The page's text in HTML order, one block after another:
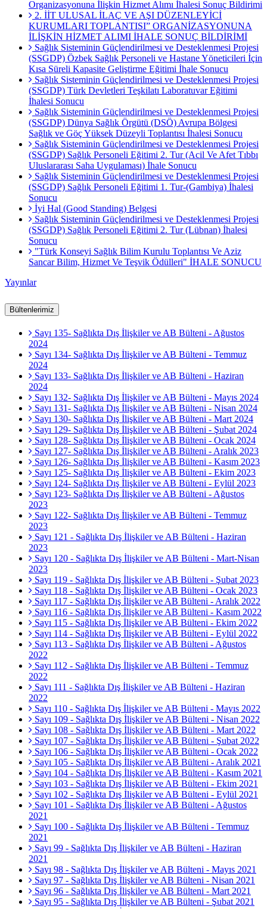
Organizasyonuna İlişkin Hizmet Alımı İhalesi Sonuç Bildirimi
2. İİT ULUSAL İLAÇ VE AŞI DÜZENLEYİCİ
KURUMLARI TOPLANTISI” ORGANİZASYONUNA
İLİŞKİN HİZMET ALIMI İHALE SONUÇ BİLDİRİMİ
Sağlık Sisteminin Güçlendirilmesi ve Desteklenmesi Projesi
(SSGDP) Özbek Sağlık Personeli ve Hastane Yöneticileri İçin
Kısa Süreli Kapasite Geliştirme Eğitimi İhale Sonucu
Sağlık Sisteminin Güçlendirilmesi ve Desteklenmesi Projesi
(SSGDP) Türk Devletleri Teşkilatı Laboratuvar Eğitimi
İhalesi Sonucu
Sağlık Sisteminin Güçlendirilmesi ve Desteklenmesi Projesi
(SSGDP) Dünya Sağlık Örgütü (DSÖ) Avrupa Bölgesi
Sağlık ve Göç Yüksek Düzeyli Toplantısı İhalesi Sonucu
Sağlık Sisteminin Güçlendirilmesi ve Desteklenmesi Projesi
(SSGDP) Sağlık Personeli Eğitimi 2. Tur (Acil Ve Afet Tıbbı
Uluslararası Saha Uygulaması) İhale Sonucu
Sağlık Sisteminin Güçlendirilmesi ve Desteklenmesi Projesi
(SSGDP) Sağlık Personeli Eğitimi 1. Tur-(Gambiya) İhalesi
Sonucu
İyi Hal (Good Standing) Belgesi
Sağlık Sisteminin Güçlendirilmesi ve Desteklenmesi Projesi
(SSGDP) Sağlık Personeli Eğitimi 2. Tur (Lübnan) İhalesi
Sonucu
"Türk Konseyi Sağlık Bilim Kurulu Toplantısı Ve Aziz
Sancar Bilim, Hizmet Ve Teşvik Ödülleri" İHALE SONUCU
Yayınlar
Bültenlerimiz
Sayı 135- Sağlıkta Dış İlişkiler ve AB Bülteni - Ağustos
2024
Sayı 134- Sağlıkta Dış İlişkiler ve AB Bülteni - Temmuz
2024
Sayı 133- Sağlıkta Dış İlişkiler ve AB Bülteni - Haziran
2024
Sayı 132- Sağlıkta Dış İlişkiler ve AB Bülteni - Mayıs 2024
Sayı 131- Sağlıkta Dış İlişkiler ve AB Bülteni - Nisan 2024
Sayı 130- Sağlıkta Dış İlişkiler ve AB Bülteni - Mart 2024
Sayı 129- Sağlıkta Dış İlişkiler ve AB Bülteni - Şubat 2024
Sayı 128- Sağlıkta Dış İlişkiler ve AB Bülteni - Ocak 2024
Sayı 127- Sağlıkta Dış İlişkiler ve AB Bülteni - Aralık 2023
Sayı 126- Sağlıkta Dış İlişkiler ve AB Bülteni - Kasım 2023
Sayı 125- Sağlıkta Dış İlişkiler ve AB Bülteni - Ekim 2023
Sayı 124- Sağlıkta Dış İlişkiler ve AB Bülteni - Eylül 2023
Sayı 123- Sağlıkta Dış İlişkiler ve AB Bülteni - Ağustos
2023
Sayı 122- Sağlıkta Dış İlişkiler ve AB Bülteni - Temmuz
2023
Sayı 121 - Sağlıkta Dış İlişkiler ve AB Bülteni - Haziran
2023
Sayı 120 - Sağlıkta Dış İlişkiler ve AB Bülteni - Mart-Nisan
2023
Sayı 119 - Sağlıkta Dış İlişkiler ve AB Bülteni - Şubat 2023
Sayı 118 - Sağlıkta Dış İlişkiler ve AB Bülteni - Ocak 2023
Sayı 117 - Sağlıkta Dış İlişkiler ve AB Bülteni - Aralık 2022
Sayı 116 - Sağlıkta Dış İlişkiler ve AB Bülteni - Kasım 2022
Sayı 115 - Sağlıkta Dış İlişkiler ve AB Bülteni - Ekim 2022
Sayı 114 - Sağlıkta Dış İlişkiler ve AB Bülteni - Eylül 2022
Sayı 113 - Sağlıkta Dış İlişkiler ve AB Bülteni - Ağustos
2022
Sayı 112 - Sağlıkta Dış İlişkiler ve AB Bülteni - Temmuz
2022
Sayı 111 - Sağlıkta Dış İlişkiler ve AB Bülteni - Haziran
2022
Sayı 110 - Sağlıkta Dış İlişkiler ve AB Bülteni - Mayıs 2022
Sayı 109 - Sağlıkta Dış İlişkiler ve AB Bülteni - Nisan 2022
Sayı 108 - Sağlıkta Dış İlişkiler ve AB Bülteni - Mart 2022
Sayı 107 - Sağlıkta Dış İlişkiler ve AB Bülteni - Şubat 2022
Sayı 106 - Sağlıkta Dış İlişkiler ve AB Bülteni - Ocak 2022
Sayı 105 - Sağlıkta Dış İlişkiler ve AB Bülteni - Aralık 2021
Sayı 104 - Sağlıkta Dış İlişkiler ve AB Bülteni - Kasım 2021
Sayı 103 - Sağlıkta Dış İlişkiler ve AB Bülteni - Ekim 2021
Sayı 102 - Sağlıkta Dış İlişkiler ve AB Bülteni - Eylül 2021
Sayı 101 - Sağlıkta Dış İlişkiler ve AB Bülteni - Ağustos
2021
Sayı 100 - Sağlıkta Dış İlişkiler ve AB Bülteni - Temmuz
2021
Sayı 99 - Sağlıkta Dış İlişkiler ve AB Bülteni - Haziran
2021
Sayı 98 - Sağlıkta Dış İlişkiler ve AB Bülteni - Mayıs 2021
Sayı 97 - Sağlıkta Dış İlişkiler ve AB Bülteni - Nisan 2021
Sayı 96 - Sağlıkta Dış İlişkiler ve AB Bülteni - Mart 2021
Sayı 95 - Sağlıkta Dış İlişkiler ve AB Bülteni - Şubat 2021